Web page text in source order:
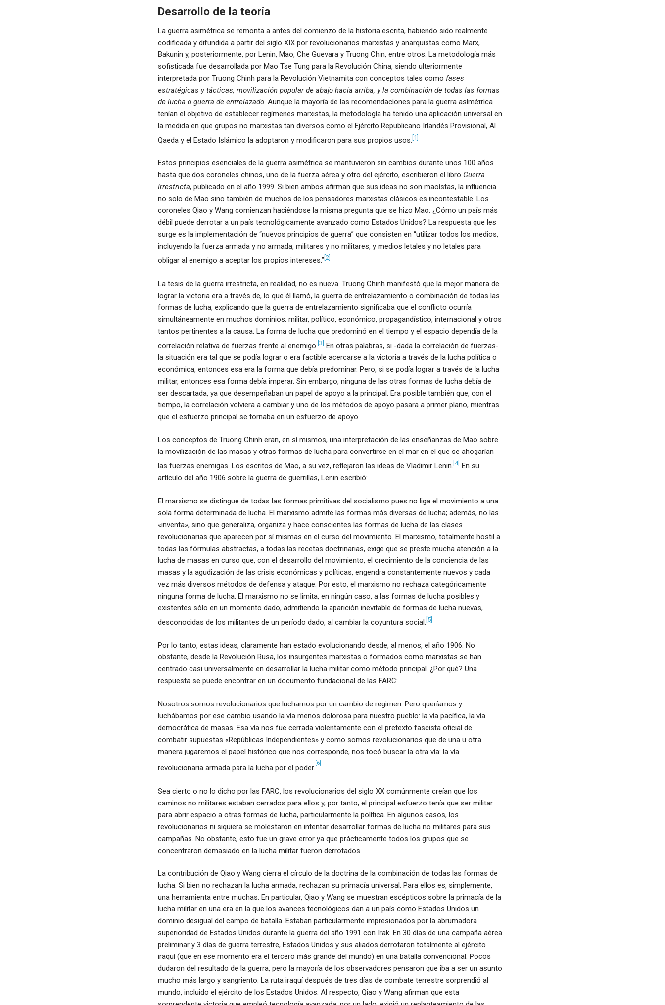
Desarrollo de la teoría
La guerra asimétrica se remonta a antes del comienzo de la historia escrita, habiendo sido realmente
codificada y difundida a partir del siglo XIX por revolucionarios marxistas y anarquistas como Marx,
Bakunin y, posteriormente, por Lenin, Mao, Che Guevara y Truong Chin, entre otros. La metodología más
sofisticada fue desarrollada por Mao Tse Tung para la Revolución China, siendo ulteriormente
interpretada por Truong Chinh para la Revolución Vietnamita con conceptos tales como fases
estratégicas y tácticas, movilización popular de abajo hacia arriba, y la combinación de todas las formas
de lucha o guerra de entrelazado. Aunque la mayoría de las recomendaciones para la guerra asimétrica
tenían el objetivo de establecer regímenes marxistas, la metodología ha tenido una aplicación universal en
la medida en que grupos no marxistas tan diversos como el Ejército Republicano Irlandés Provisional, Al
Qaeda y el Estado Islámico la adoptaron y modificaron para sus propios usos. [1]
Estos principios esenciales de la guerra asimétrica se mantuvieron sin cambios durante unos 100 años
hasta que dos coroneles chinos, uno de la fuerza aérea y otro del ejército, escribieron el libro Guerra
Irrestricta, publicado en el año 1999. Si bien ambos afirman que sus ideas no son maoístas, la influencia
no solo de Mao sino también de muchos de los pensadores marxistas clásicos es incontestable. Los
coroneles Qiao y Wang comienzan haciéndose la misma pregunta que se hizo Mao: ¿Cómo un país más
débil puede derrotar a un país tecnológicamente avanzado como Estados Unidos? La respuesta que les
surge es la implementación de “nuevos principios de guerra” que consisten en “utilizar todos los medios,
incluyendo la fuerza armada y no armada, militares y no militares, y medios letales y no letales para
obligar al enemigo a aceptar los propios intereses.” [2]
La tesis de la guerra irrestricta, en realidad, no es nueva. Truong Chinh manifestó que la mejor manera de
lograr la victoria era a través de, lo que él llamó, la guerra de entrelazamiento o combinación de todas las
formas de lucha, explicando que la guerra de entrelazamiento significaba que el conflicto ocurría
simultáneamente en muchos dominios: militar, político, económico, propagandístico, internacional y otros
tantos pertinentes a la causa. La forma de lucha que predominó en el tiempo y el espacio dependía de la
correlación relativa de fuerzas frente al enemigo. [3] En otras palabras, si -dada la correlación de fuerzas-
la situación era tal que se podía lograr o era factible acercarse a la victoria a través de la lucha política o
económica, entonces esa era la forma que debía predominar. Pero, si se podía lograr a través de la lucha
militar, entonces esa forma debía imperar. Sin embargo, ninguna de las otras formas de lucha debía de
ser descartada, ya que desempeñaban un papel de apoyo a la principal. Era posible también que, con el
tiempo, la correlación volviera a cambiar y uno de los métodos de apoyo pasara a primer plano, mientras
que el esfuerzo principal se tornaba en un esfuerzo de apoyo.
Los conceptos de Truong Chinh eran, en sí mismos, una interpretación de las enseñanzas de Mao sobre
la movilización de las masas y otras formas de lucha para convertirse en el mar en el que se ahogarían
las fuerzas enemigas. Los escritos de Mao, a su vez, reflejaron las ideas de Vladimir Lenin. [4] En su
artículo del año 1906 sobre la guerra de guerrillas, Lenin escribió:
El marxismo se distingue de todas las formas primitivas del socialismo pues no liga el movimiento a una
sola forma determinada de lucha. El marxismo admite las formas más diversas de lucha; además, no las
«inventa», sino que generaliza, organiza y hace conscientes las formas de lucha de las clases
revolucionarias que aparecen por sí mismas en el curso del movimiento. El marxismo, totalmente hostil a
todas las fórmulas abstractas, a todas las recetas doctrinarias, exige que se preste mucha atención a la
lucha de masas en curso que, con el desarrollo del movimiento, el crecimiento de la conciencia de las
masas y la agudización de las crisis económicas y políticas, engendra constantemente nuevos y cada
vez más diversos métodos de defensa y ataque. Por esto, el marxismo no rechaza categóricamente
ninguna forma de lucha. El marxismo no se limita, en ningún caso, a las formas de lucha posibles y
existentes sólo en un momento dado, admitiendo la aparición inevitable de formas de lucha nuevas,
desconocidas de los militantes de un período dado, al cambiar la coyuntura social. [5]
Por lo tanto, estas ideas, claramente han estado evolucionando desde, al menos, el año 1906. No
obstante, desde la Revolución Rusa, los insurgentes marxistas o formados como marxistas se han
centrado casi universalmente en desarrollar la lucha militar como método principal. ¿Por qué? Una
respuesta se puede encontrar en un documento fundacional de las FARC:
Nosotros somos revolucionarios que luchamos por un cambio de régimen. Pero queríamos y
luchábamos por ese cambio usando la vía menos dolorosa para nuestro pueblo: la vía pacífica, la vía
democrática de masas. Esa vía nos fue cerrada violentamente con el pretexto fascista oficial de
combatir supuestas «Repúblicas Independientes» y como somos revolucionarios que de una u otra
manera jugaremos el papel histórico que nos corresponde, nos tocó buscar la otra vía: la vía
revolucionaria armada para la lucha por el poder.
[6]
Sea cierto o no lo dicho por las FARC, los revolucionarios del siglo XX comúnmente creían que los
caminos no militares estaban cerrados para ellos y, por tanto, el principal esfuerzo tenía que ser militar
para abrir espacio a otras formas de lucha, particularmente la política. En algunos casos, los
revolucionarios ni siquiera se molestaron en intentar desarrollar formas de lucha no militares para sus
campañas. No obstante, esto fue un grave error ya que prácticamente todos los grupos que se
concentraron demasiado en la lucha militar fueron derrotados.
La contribución de Qiao y Wang cierra el círculo de la doctrina de la combinación de todas las formas de
lucha. Si bien no rechazan la lucha armada, rechazan su primacía universal. Para ellos es, simplemente,
una herramienta entre muchas. En particular, Qiao y Wang se muestran escépticos sobre la primacía de la
lucha militar en una era en la que los avances tecnológicos dan a un país como Estados Unidos un
dominio desigual del campo de batalla. Estaban particularmente impresionados por la abrumadora
superioridad de Estados Unidos durante la guerra del año 1991 con Irak. En 30 días de una campaña aérea
preliminar y 3 días de guerra terrestre, Estados Unidos y sus aliados derrotaron totalmente al ejército
iraquí (que en ese momento era el tercero más grande del mundo) en una batalla convencional. Pocos
dudaron del resultado de la guerra, pero la mayoría de los observadores pensaron que iba a ser un asunto
mucho más largo y sangriento. La ruta iraquí después de tres días de combate terrestre sorprendió al
mundo, incluido el ejército de los Estados Unidos. Al respecto, Qiao y Wang afirman que esta